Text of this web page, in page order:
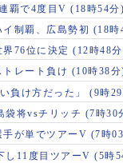
覇で4度目V (18時54分)
制覇、広島勢初 (18時
76位に決定 (12時48
レート負け (10時38分
負け方だった」 (9時
袋将vsチリッチ (7時30
が単でツアーV (7時
し11度目ツアーV (5時